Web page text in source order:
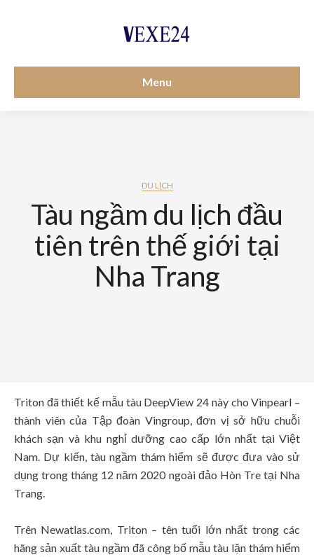
Menu
DU LỊCH
Tàu ngầm du lịch đầu
tiên trên thế giới tại
Nha Trang
Triton đã thiết kế mẫu tàu DeepView 24 này cho Vinpearl –
thành viên của Tập đoàn Vingroup, đơn vị sở hữu chuỗi
khách sạn và khu nghỉ dưỡng cao cấp lớn nhất tại Việt
Nam. Dự kiến, tàu ngầm thám hiểm sẽ được đưa vào sử
dụng trong tháng 12 năm 2020 ngoài đảo Hòn Tre tại Nha
Trang.
Trên Newatlas.com, Triton – tên tuổi lớn nhất trong các
hãng sản xuất tàu ngầm đã công bố mẫu tàu lặn thám hiểm